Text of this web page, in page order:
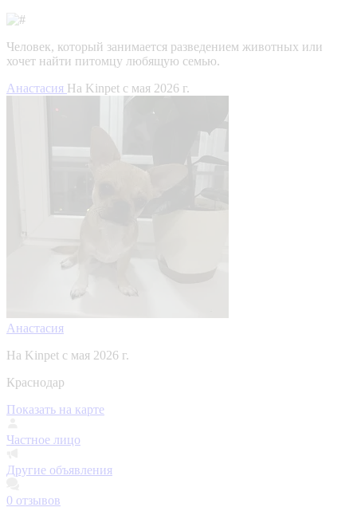
Человек, который занимается разведением животных или
хочет найти питомцу любящую семью.
Анастасия На Kinpet c мая 2026 г.
Анастасия
На Kinpet c мая 2026 г.
Краснодар
Показать на карте
Частное лицо
Другие объявления
0 отзывов